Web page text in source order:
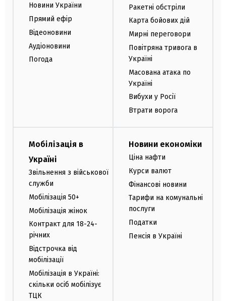
Новини України
Прямий ефір
Відеоновини
Аудіоновини
Погода
Ракетні обстріли
Карта бойових дій
Мирні переговори
Повітряна тривога в
Україні
Масована атака по
Україні
Вибухи у Росії
Втрати ворога
Мобілізація в
Україні
Звільнення з військової
служби
Мобілізація 50+
Мобілізація жінок
Контракт для 18-24-
річних
Відстрочка від
мобілізації
Мобілізація в Україні:
скільки осіб мобілізує
ТЦК
Новини економіки
Ціна нафти
Курси валют
Фінансові новини
Тарифи на комунальні
послуги
Податки
Пенсія в Україні